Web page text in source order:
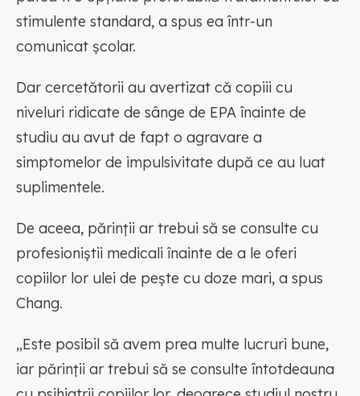
stimulente standard, a spus ea într-un
comunicat școlar.
Dar cercetătorii au avertizat că copiii cu
niveluri ridicate de sânge de EPA înainte de
studiu au avut de fapt o agravare a
simptomelor de impulsivitate după ce au luat
suplimentele.
De aceea, părinții ar trebui să se consulte cu
profesioniștii medicali înainte de a le oferi
copiilor lor ulei de pește cu doze mari, a spus
Chang.
„Este posibil să avem prea multe lucruri bune,
iar părinții ar trebui să se consulte întotdeauna